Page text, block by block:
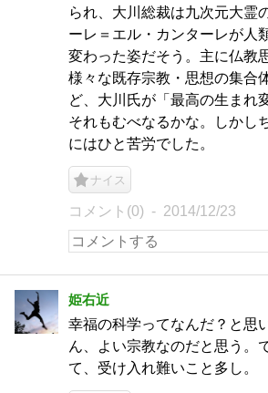
られ、大川総裁は九次元大霊
ーレ＝エル・カンターレが人
変わった姿だそう。主に仏教
様々な既存宗教・思想の集合
ど、大川氏が「最高の生まれ
それもむべなるかな。しかし
にはひと苦労でした。
ナイス
コメント(0) 2014/12/23
姫右近
幸福の科学ってなんだ？と思
ん、よい宗教なのだと思う。
て、受け入れ難いこと多し。